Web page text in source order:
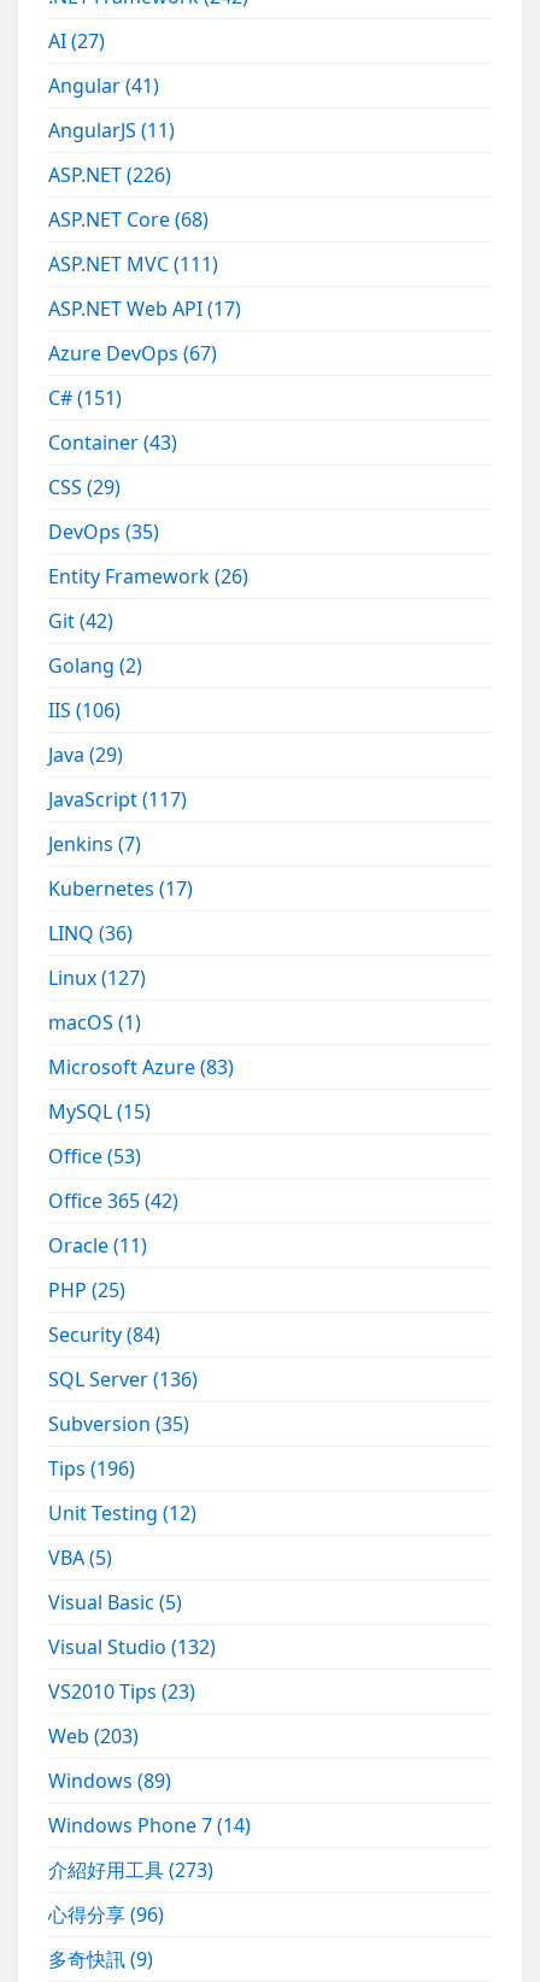
AI(27)
Angular(41)
AngularJS(11)
ASP.NET(226)
ASP.NET Core(68)
ASP.NET MVC(111)
ASP.NET Web API(17)
Azure DevOps(67)
C#(151)
Container(43)
CSS(29)
DevOps(35)
Entity Framework(26)
Git(42)
Golang(2)
IIS(106)
Java(29)
JavaScript(117)
Jenkins(7)
Kubernetes(17)
LINQ(36)
Linux(127)
macOS(1)
Microsoft Azure(83)
MySQL(15)
Office(53)
Office 365(42)
Oracle(11)
PHP(25)
Security(84)
SQL Server(136)
Subversion(35)
Tips(196)
Unit Testing(12)
VBA(5)
Visual Basic(5)
Visual Studio(132)
VS2010 Tips(23)
Web(203)
Windows(89)
Windows Phone 7(14)
介紹好用工具(273)
心得分享(96)
多奇快訊(9)